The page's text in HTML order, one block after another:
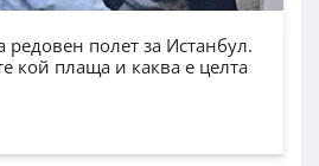
редовен полет за Истанбул.
кой плаща и каква е целта